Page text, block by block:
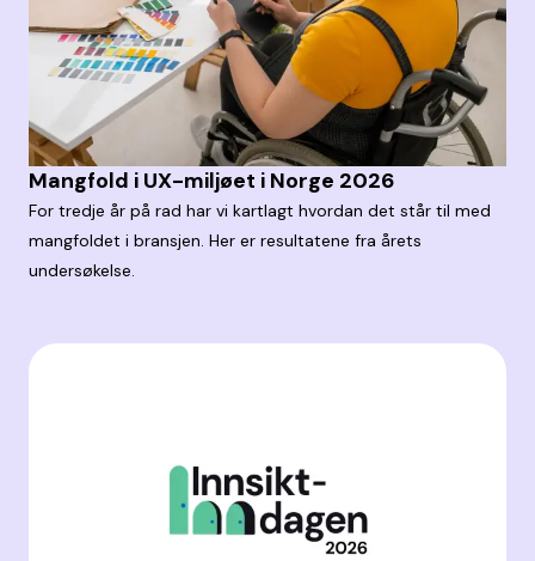
Mangfold i UX-miljøet i Norge 2026
For tredje år på rad har vi kartlagt hvordan det står til med
mangfoldet i bransjen. Her er resultatene fra årets
undersøkelse.